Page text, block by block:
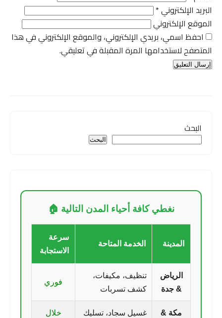
البريد الإلكتروني*
الموقع الإلكتروني
احفظ اسمي، بريدي الإلكتروني، والموقع الإلكتروني في هذا
المتصفح لاستخدامها المرة المقبلة في تعليقي.
البحث
البحث
نغطي كافة أحياء المدن التالية 🏠
المدينة الخدمة المتاحة
سرعة
الاستجابة
الرياض
& جدة
تنظيف، مكيفات،
كشف تسربات
فوري
مكة &
غسيل سجاد، تسليك
خلال